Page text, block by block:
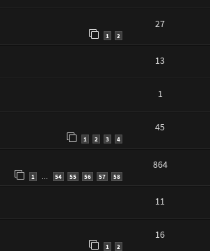
1 2
27
13
1
1 2 3 4
45
1 54 55 56 57 58
864
11
1 2
16